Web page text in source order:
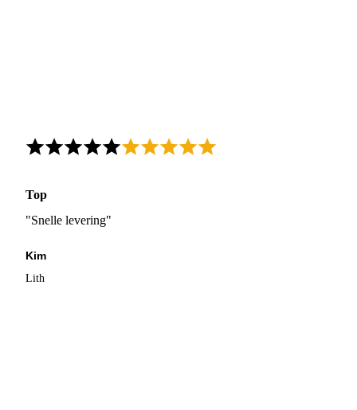
Top
"Snelle levering"
Kim
Lith